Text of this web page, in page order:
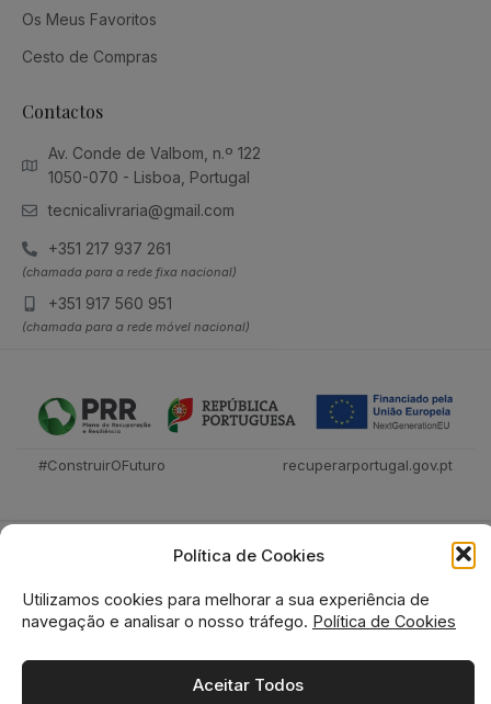
Política de Cookies
Utilizamos cookies para melhorar a sua experiência de
navegação e analisar o nosso tráfego. Política de Cookies
Aceitar Todos
Os Meus Favoritos
Cesto de Compras
Contactos
Av. Conde de Valbom, n.º 122
1050-070 - Lisboa, Portugal
tecnicalivraria@gmail.com
+351 217 937 261
(chamada para a rede fixa nacional)
+351 917 560 951
(chamada para a rede móvel nacional)
#ConstruirOFuturo recuperarportugal.gov.pt